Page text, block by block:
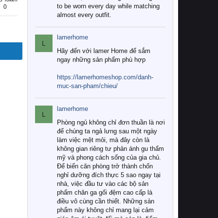
0
to be worn every day while matching
almost every outfit.
L
lamerhome
Hãy đến với lamer Home để sắm
ngay những sản phẩm phù hợp
https://lamerhomeshop.com/danh-
muc-san-pham/chieu/
L
lamerhome
Phòng ngủ không chỉ đơn thuần là nơi
để chúng ta ngả lưng sau một ngày
làm việc mệt mỏi, mà đây còn là
không gian riêng tư phản ánh gu thẩm
mỹ và phong cách sống của gia chủ.
Để biến căn phòng trở thành chốn
nghỉ dưỡng đích thực 5 sao ngay tại
nhà, việc đầu tư vào các bộ sản
phẩm chăn ga gối đệm cao cấp là
điều vô cùng cần thiết. Những sản
phẩm này không chỉ mang lại cảm